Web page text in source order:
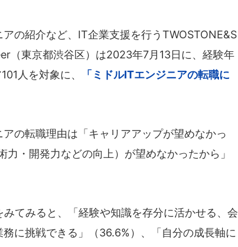
の紹介など、IT企業支援を行うTWOSTONE&S
（東京都渋谷区）は2023年7月13日に、経験年
人を対象に、
「ミドルITエンジニアの転職に
の転職理由は「キャリアアップが望めなかっ
・開発力などの向上）が望めなかったから」
てみると、「経験や知識を存分に活かせる、会
に挑戦できる」（36.6%）、「自分の成長軸に